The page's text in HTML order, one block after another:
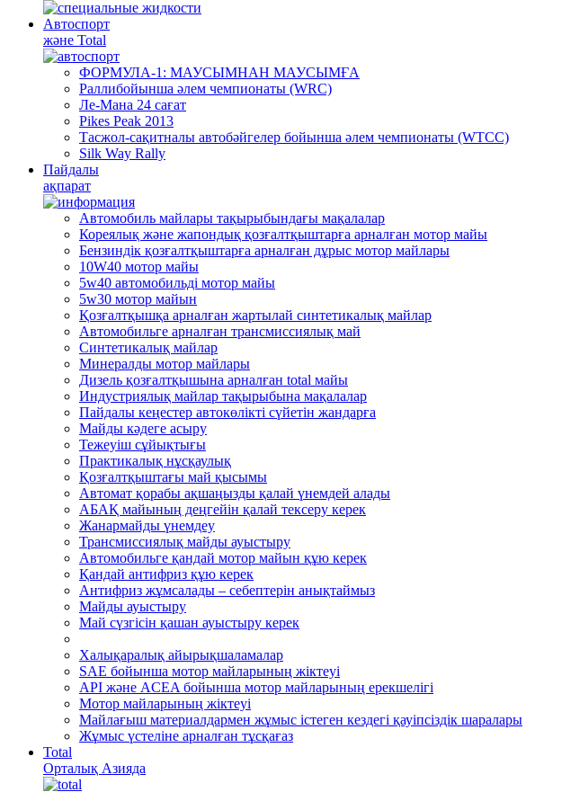
Автоспорт
және Total
ФОРМУЛА-1: МАУСЫМНАН МАУСЫМҒА
Раллибойынша әлем чемпионаты (WRC)
Ле-Мана 24 сағат
Pikes Peak 2013
Тасжол-сақитналы автобәйгелер бойынша әлем чемпионаты (WTCC)
Silk Way Rally
Пайдалы
ақпарат
Автомобиль майлары тақырыбындағы мақалалар
Кореялық және жапондық қозғалтқыштарға арналған мотор майы
Бензиндік қозғалтқыштарға арналған дұрыс мотор майлары
10W40 мотор майы
5w40 автомобильді мотор майы
5w30 мотор майын
Қозғалтқышқа арналған жартылай синтетикалық майлар
Автомобильге арналған трансмиссиялық май
Синтетикалық майлар
Минералды мотор майлары
Дизель қозғалтқышына арналған total майы
Индустриялық майлар тақырыбына мақалалар
Пайдалы кеңестер автокөлікті сүйетін жандарға
Mайды кәдеге асыру
Тежеуіш cұйықтығы
Практикалық нұсқаулық
Қозғалтқыштағы май қысымы
Автомат қорабы ақшаңызды қалай үнемдей алады
АБАҚ майының деңгейін қалай тексеру керек
Жанармайды үнемдеу
Трансмиссиялық майды ауыстыру
Автомобильге қандай мотор майын құю керек
Қандай антифриз құю керек
Антифриз жұмсалады – себептерін анықтаймыз
Майды ауыстыру
Май сүзгісін қашан ауыстыру керек
Халықаралық айырықшаламалар
SAE бойынша мотор майларының жіктеуі
API және ACEA бойынша мотор майларының ерекшелігі
Мотор майларының жіктеуі
Майлағыш материалдармен жұмыс істеген кездегі қауіпсіздік шаралары
Жұмыс үстеліне арналған тұсқағаз
Total
Орталық Азияда